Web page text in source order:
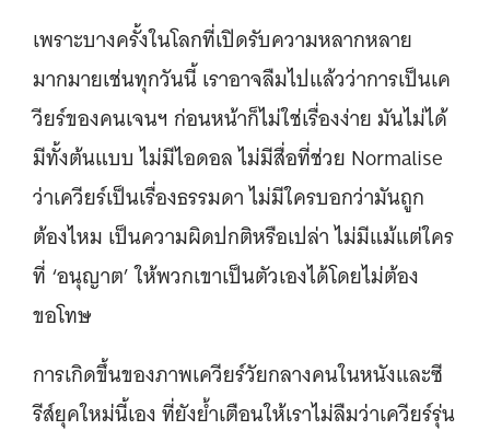
เพราะบางครั้งในโลกที่เปิดรับความหลากหลาย
มากมายเช่นทุกวันนี้ เราอาจลืมไปแล้วว่าการเป็นเค
วียร์ของคนเจนฯ ก่อนหน้าก็ไม่ใช่เรื่องง่าย มันไม่ได้
มีทั้งต้นแบบ ไม่มีไอดอล ไม่มีสื่อที่ช่วย Normalise
ว่าเควียร์เป็นเรื่องธรรมดา ไม่มีใครบอกว่ามันถูก
ต้องไหม เป็นความผิดปกติหรือเปล่า ไม่มีแม้แต่ใคร
ที่ ‘อนุญาต’ ให้พวกเขาเป็นตัวเองได้โดยไม่ต้อง
ขอโทษ
การเกิดขึ้นของภาพเควียร์วัยกลางคนในหนังและซี
รีส์ยุคใหม่นี้เอง ที่ยังย้ำเตือนให้เราไม่ลืมว่าเควียร์รุ่น